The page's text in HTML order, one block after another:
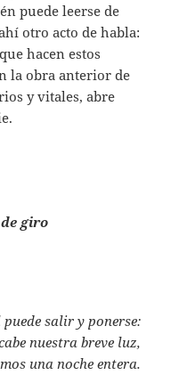
puede leerse de
otro acto de habla:
hacen estos
la obra anterior de
y vitales, abre
giro
salir y ponerse:
nuestra breve luz,
una noche entera.